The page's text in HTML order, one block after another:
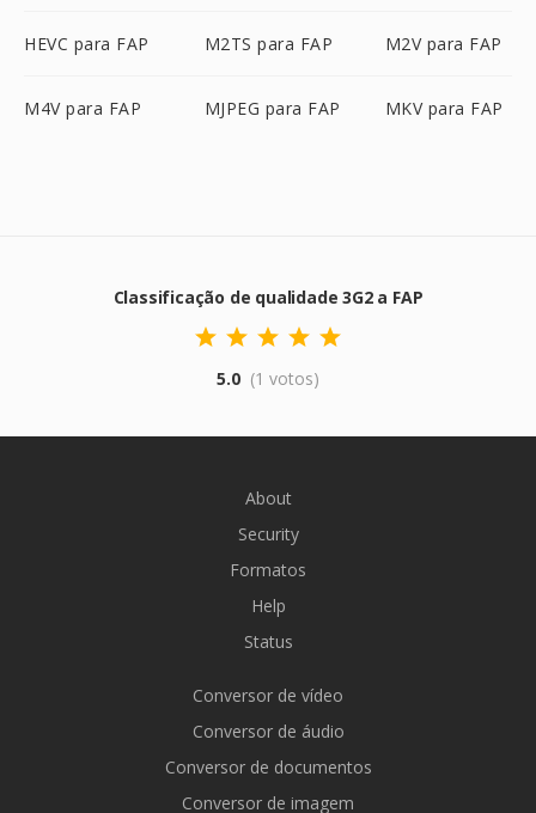
HEVC para FAP M2TS para FAP M2V para FAP
M4V para FAP MJPEG para FAP MKV para FAP
Classificação de qualidade 3G2 a FAP
5.0 (1 votos)
About
Security
Formatos
Help
Status
Conversor de vídeo
Conversor de áudio
Conversor de documentos
Conversor de imagem